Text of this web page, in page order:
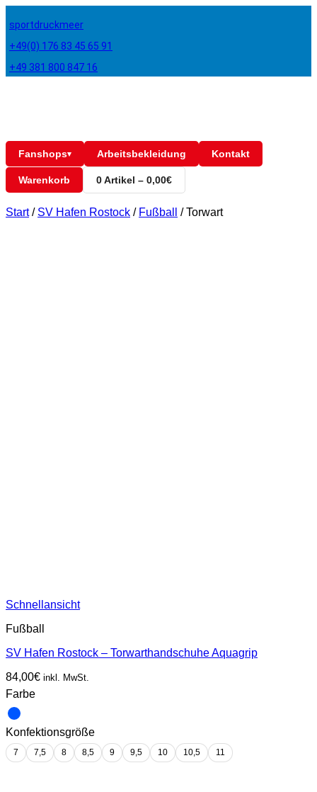
sportdruckmeer
+49(0) 176 83 45 65 91
+49 381 800 847 16
Fanshops▾ Arbeitsbekleidung Kontakt
Warenkorb 0 Artikel – 0,00€
Start / SV Hafen Rostock / Fußball /Torwart
Schnellansicht
Fußball
SV Hafen Rostock – Torwarthandschuhe Aquagrip
84,00€ inkl. MwSt.
Farbe
Konfektionsgröße
7 7,5 8 8,5 9 9,5 10 10,5 11